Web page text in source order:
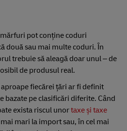
pot conține coduri
două sau mai multe coduri. În
trebuie să aleagă doar unul – de
de produsul real.
fiecărei țări ar fi definit
bazate pe clasificări diferite. Când
exista riscul unortaxe și taxe
mari la import sau, în cel mai